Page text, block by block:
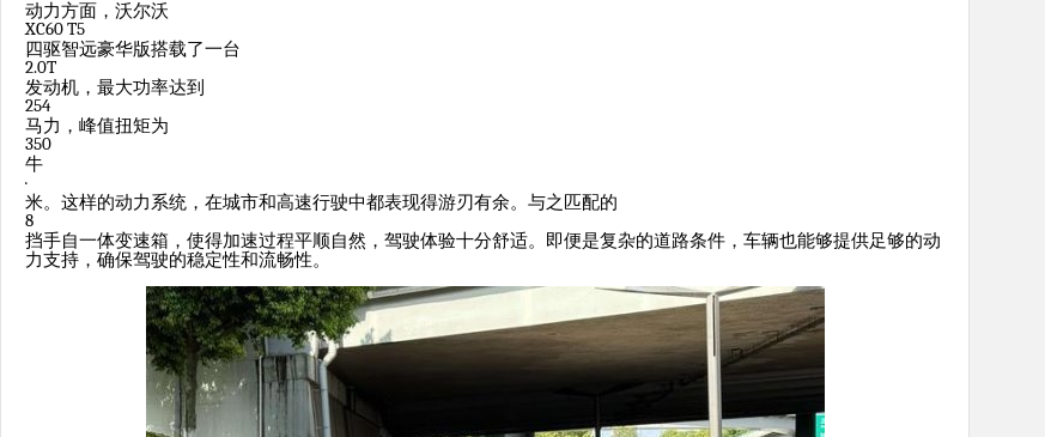
动力方面，沃尔沃
XC60 T5
四驱智远豪华版搭载了一台
2.0T
发动机，最大功率达到
254
马力，峰值扭矩为
350
牛
·
米。这样的动力系统，在城市和高速行驶中都表现得游刃有余。与之匹配的
8
挡手自一体变速箱，使得加速过程平顺自然，驾驶体验十分舒适。即便是复杂的道路条件，车辆也能够提供足够的动
力支持，确保驾驶的稳定性和流畅性。